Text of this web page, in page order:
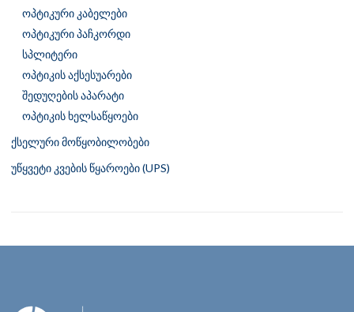
ოპტიკური კაბელები
ოპტიკური პაჩკორდი
სპლიტერი
ოპტიკის აქსესუარები
შედუღების აპარატი
ოპტიკის ხელსაწყოები
ქსელური მოწყობილობები
უწყვეტი კვების წყაროები (UPS)